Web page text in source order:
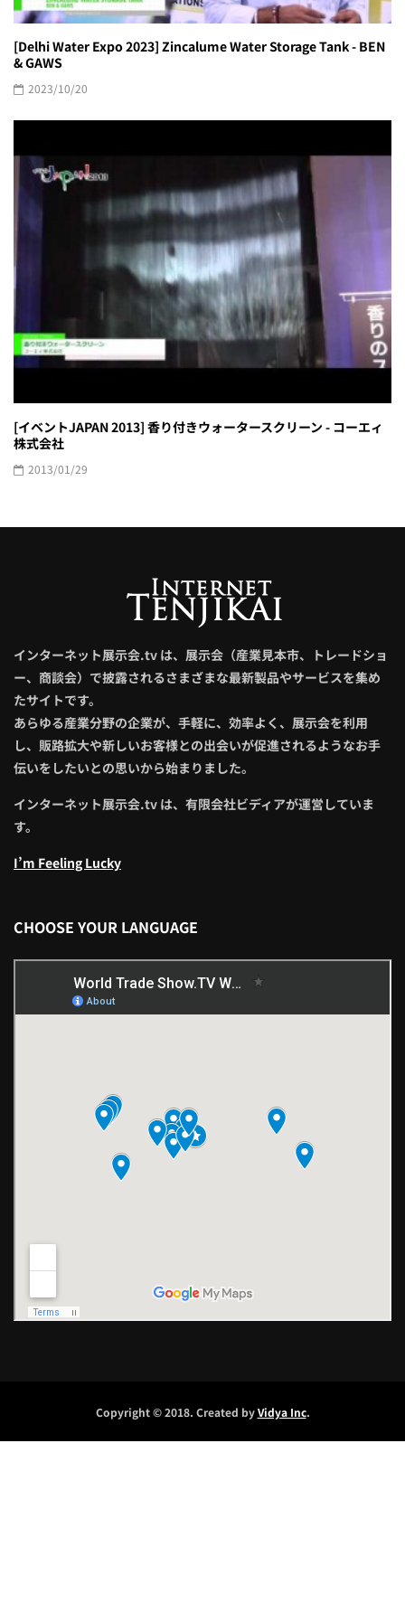
[Delhi Water Expo 2023] Zincalume Water Storage Tank - BEN
& GAWS
2023/10/20
[イベントJAPAN 2013] 香り付きウォータースクリーン - コーエィ
株式会社
2013/01/29
インターネット展示会.tv は、展示会（産業見本市、トレードショ
ー、商談会）で披露されるさまざまな最新製品やサービスを集め
たサイトです。
あらゆる産業分野の企業が、手軽に、効率よく、展示会を利用
し、販路拡大や新しいお客様との出会いが促進されるようなお手
伝いをしたいとの思いから始まりました。
インターネット展示会.tv は、有限会社ビディアが運営していま
す。
I’m Feeling Lucky
CHOOSE YOUR LANGUAGE
Copyright © 2018. Created byVidya Inc.